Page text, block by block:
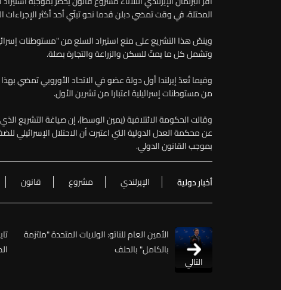
المحتلة، في وقت تمضي دبلن قدما نحو تبنّي أحد أكثر الإجراءات
وينصّ هذا التشريع على منع استيراد السلع من "مستوطنات
وتشمل كل ما يمتّ للسكن والزراعة والتجارة بصلة.
وفيما تُعدّ إيرلندا أول دولة عضو في الاتحاد الأوروبي تمضي
من مستوطنات إسرائيلية اعتبارا من تشرين الأول.
عن محكمة العدل الدولية التي اعتبرت أن الاحتلال الإسرائيلي
بموجب القانون الدولي.
أخبار دولية الإيرلندي مشروع قانون
التالي
الأمين العام للناتو: الولايات المتحدة "ملتزمة
بالكامل" بالحلف